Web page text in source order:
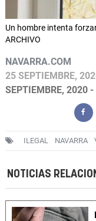
Un hombre intenta
ARCHIVO
NAVARRA.COM
25 SEPTIEMBRE,
SEPTIEMBRE, 2020
ILEGAL NAVARRA
NOTICIAS